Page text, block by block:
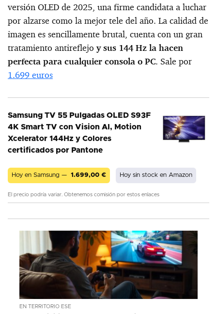
versión OLED de 2025, una firme candidata a luchar
por alzarse como la mejor tele del año. La calidad de
imagen es sencillamente brutal, cuenta con un gran
tratamiento antireflejo y sus 144 Hz la hacen
perfecta para cualquier consola o PC. Sale por
1.699 euros
Samsung TV 55 Pulgadas OLED S93F
4K Smart TV con Vision AI, Motion
Xcelerator 144Hz y Colores
certificados por Pantone
Hoy en Samsung — 1.699,00 € Hoy sin stock en Amazon
El precio podría variar. Obtenemos comisión por estos enlaces
EN TERRITORIO ESE